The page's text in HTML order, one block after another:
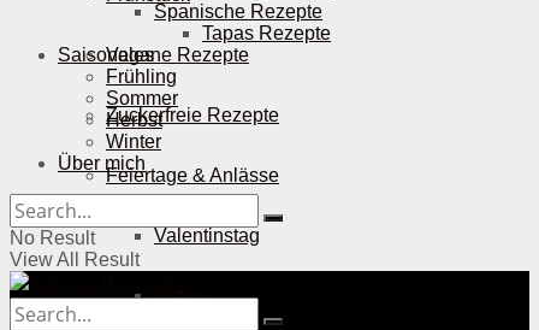
Vegane Rezepte
Zuckerfreie Rezepte
Feiertage & Anlässe
Valentinstag
Ostern
Spanische Rezepte
Tapas Rezepte
Saisonales
Frühling
Sommer
Herbst
Winter
Über mich
No Result
View All Result